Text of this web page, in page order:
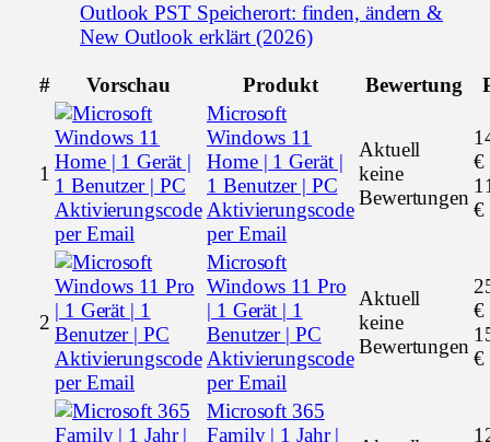
Outlook PST Speicherort: finden, ändern &
New Outlook erklärt (2026)
# Vorschau Produkt Bewertung
1
Microsoft
Windows 11
Home | 1 Gerät |
1 Benutzer | PC
Aktivierungscode
per Email
Aktuell
keine
Bewertungen
€
€
2
Microsoft
Windows 11 Pro
| 1 Gerät | 1
Benutzer | PC
Aktivierungscode
per Email
Aktuell
keine
Bewertungen
€
€
Microsoft 365
Family | 1 Jahr |